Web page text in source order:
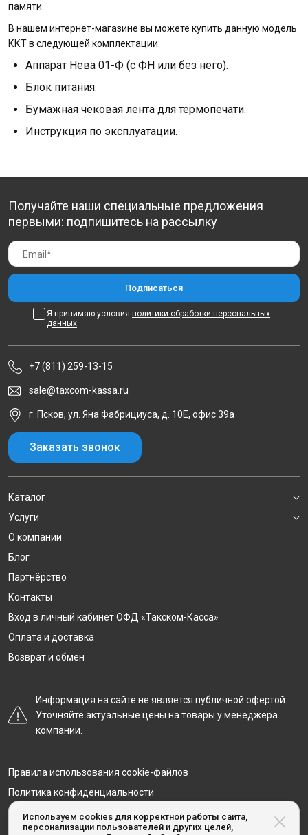
памяти.
В нашем интернет-магазине вы можете купить данную модель
ККТ в следующей комплектации:
Аппарат Нева 01-Ф (с ФН или без него).
Блок питания.
Бумажная чековая лента для термопечати.
Инструкция по эксплуатации.
Используем cookies для корректной работы сайта,
персонализации пользователей и других целей,
Получайте наши специальные предложения
первыми: подпишитесь на рассылку
Я принимаю условия политики обработки персональных
данных
+7 (811) 259-13-15
sale@taxcom-kassa.ru
г. Псков, ул. Яна Фабрициуса, д. 10Е, офис 39а
Заказать звонок
Каталог
Услуги
О компании
Блог
Партнёрство
Контакты
Вход в личный кабинет ОФД «Такском-Касса»
Оплата и доставка
Возврат и обмен
Информация на сайте не является публичной офертой.
Уточняйте актуальные цены на товары у менеджера
компании.
Правила использования cookie-файлов
Политика конфиденциальности
Карта сайта